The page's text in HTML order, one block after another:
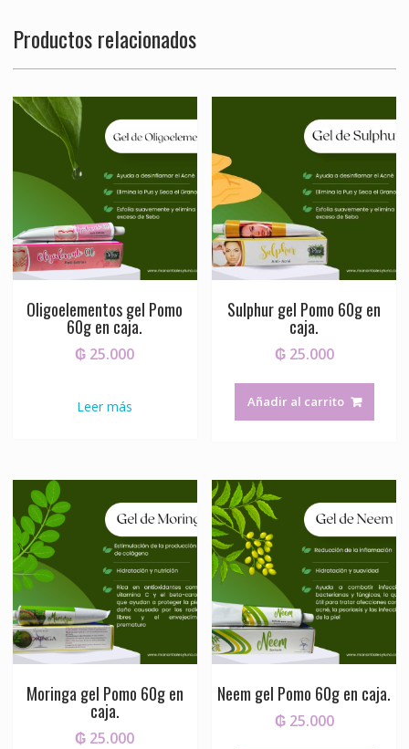
Productos relacionados
Oligoelementos gel Pomo
60g en caja.
₲ 25.000
Leer más
Sulphur gel Pomo 60g en
caja.
₲25.000
Añadir al carrito
Moringa gel Pomo 60g en
caja.
₲ 25.000
Neem gel Pomo 60g en caja.
₲25.000